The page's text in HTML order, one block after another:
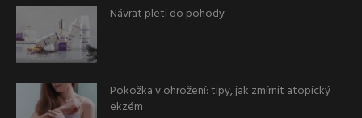
Návrat pleti do pohody
Pokožka v ohrožení: tipy, jak zmírnit atopický
ekzém